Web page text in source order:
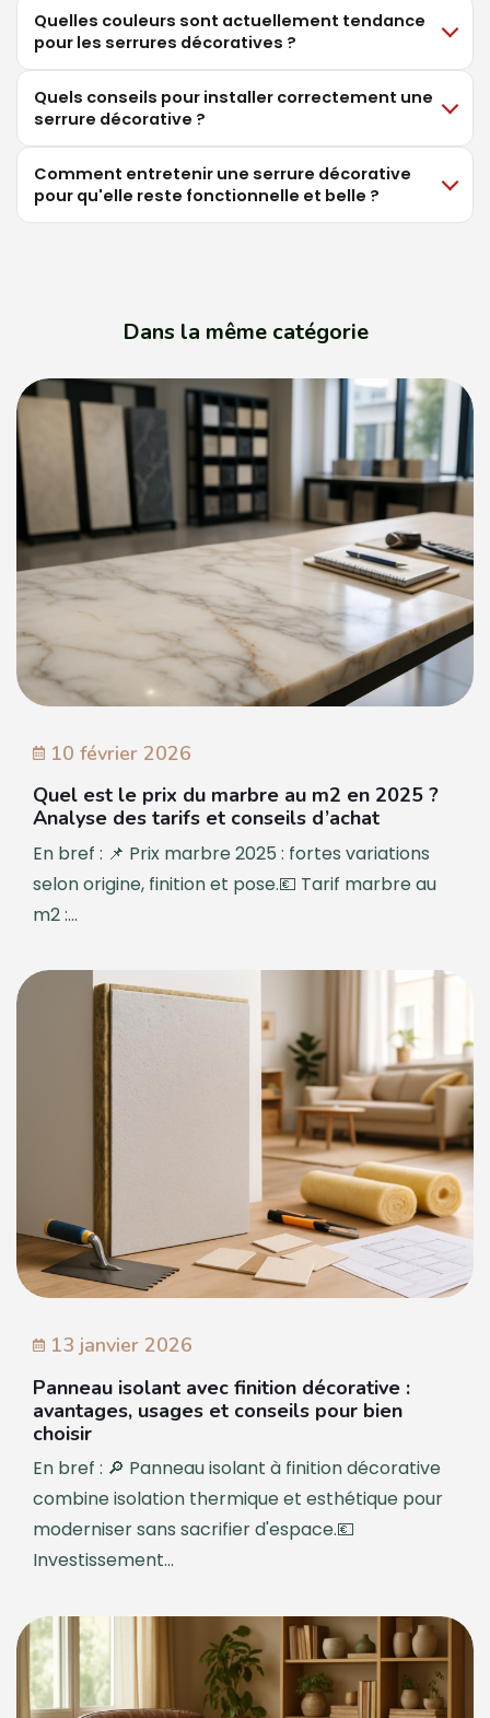
Quelles couleurs sont actuellement tendance
pour les serrures décoratives ?
Quels conseils pour installer correctement une
serrure décorative ?
Comment entretenir une serrure décorative
pour qu'elle reste fonctionnelle et belle ?
Dans la même catégorie
10 février 2026
Quel est le prix du marbre au m2 en 2025 ?
Analyse des tarifs et conseils d’achat
En bref : 📌 Prix marbre 2025 : fortes variations
selon origine, finition et pose.💶 Tarif marbre au
m2 :...
13 janvier 2026
Panneau isolant avec finition décorative :
avantages, usages et conseils pour bien
choisir
En bref : 🔎 Panneau isolant à finition décorative
combine isolation thermique et esthétique pour
moderniser sans sacrifier d'espace.💶
Investissement...